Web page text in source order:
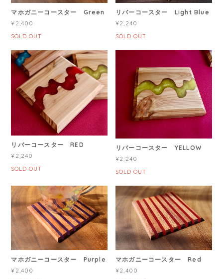
マホガニーコースター Green
¥2,400
SOLD OUT
リバーコースター Light Blue
¥2,240
SOLD OUT
リバーコースター RED
¥2,240
SOLD OUT
リバーコースター YELLOW
¥2,240
SOLD OUT
マホガニーコースター Purple
¥2,400
マホガニーコースター Red
¥2,400